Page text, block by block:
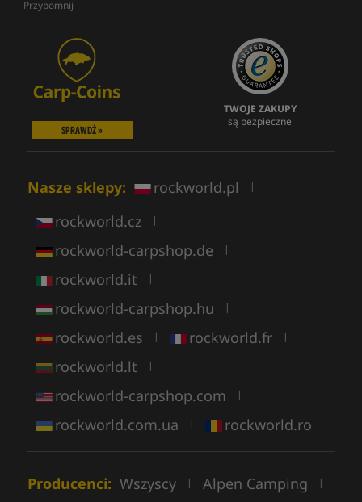
Przypomnij
SPRAWDŹ »
TWOJE ZAKUPY
są bezpieczne
Nasze sklepy: rockworld.pl |
rockworld.cz |
rockworld-carpshop.de |
rockworld.it |
rockworld-carpshop.hu |
rockworld.es | rockworld.fr |
rockworld.lt |
rockworld-carpshop.com |
rockworld.com.ua | rockworld.ro
Producenci: Wszyscy | Alpen Camping |